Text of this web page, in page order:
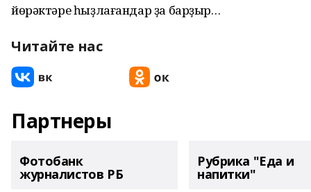
йөрәктәре һыҙлағандар ҙа барҙыр…
Читайте нас
Партнеры
Фотобанк
журналистов РБ
Рубрика "Еда и
напитки"